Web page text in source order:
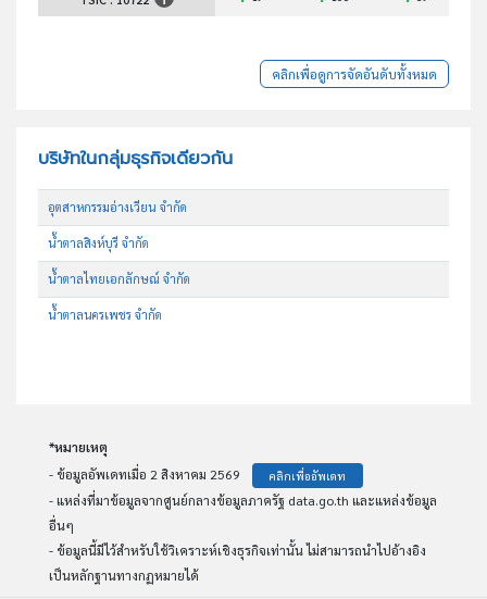
คลิกเพื่อดูการจัดอันดับทั้งหมด
บริษัทในกลุ่มธุรกิจเดียวกัน
อุตสาหกรรมอ่างเวียน จำกัด
น้ำตาลสิงห์บุรี จำกัด
น้ำตาลไทยเอกลักษณ์ จำกัด
น้ำตาลนครเพชร จำกัด
*หมายเหตุ
- ข้อมูลอัพเดทเมื่อ 2 สิงหาคม 2569
คลิกเพื่ออัพเดท
- แหล่งที่มาข้อมูลจากศูนย์กลางข้อมูลภาครัฐ data.go.th และแหล่งข้อมูล
อื่นๆ
- ข้อมูลนี้มีไว้สำหรับใช้วิเคราะห์เชิงธุรกิจเท่านั้น ไม่สามารถนำไปอ้างอิง
เป็นหลักฐานทางกฏหมายได้